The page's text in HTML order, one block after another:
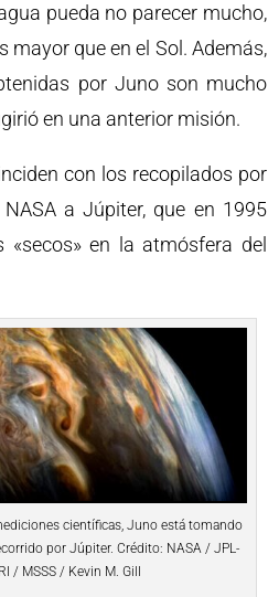
pueda no parecer mucho,
mayor que en el Sol. Además,
por Juno son mucho
en una anterior misión.
con los recopilados por
a Júpiter, que en 1995
en la atmósfera del
científicas, Juno está tomando
por Júpiter. Crédito: NASA / JPL-
/ MSSS / Kevin M. Gill